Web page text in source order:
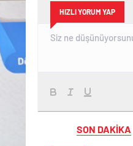
HIZLI YORUM YAP
SON DAKİKA